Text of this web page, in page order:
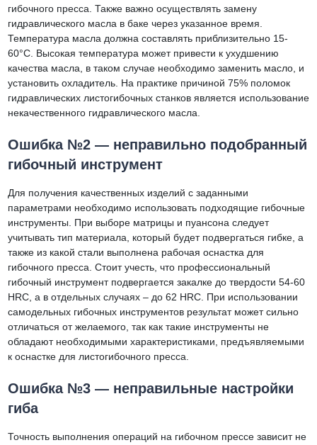
гибочного пресса. Также важно осуществлять замену
гидравлического масла в баке через указанное время.
Температура масла должна составлять приблизительно 15-
60°С. Высокая температура может привести к ухудшению
качества масла, в таком случае необходимо заменить масло, и
установить охладитель. На практике причиной 75% поломок
гидравлических листогибочных станков является использование
некачественного гидравлического масла.
Ошибка №2 — неправильно подобранный
гибочный инструмент
Для получения качественных изделий с заданными
параметрами необходимо использовать подходящие гибочные
инструменты. При выборе матрицы и пуансона следует
учитывать тип материала, который будет подвергаться гибке, а
также из какой стали выполнена рабочая оснастка для
гибочного пресса. Стоит учесть, что профессиональный
гибочный инструмент подвергается закалке до твердости 54-60
HRC, а в отдельных случаях – до 62 HRC. При использовании
самодельных гибочных инструментов результат может сильно
отличаться от желаемого, так как такие инструменты не
обладают необходимыми характеристиками, предъявляемыми
к оснастке для листогибочного пресса.
Ошибка №3 — неправильные настройки
гиба
Точность выполнения операций на гибочном прессе зависит не